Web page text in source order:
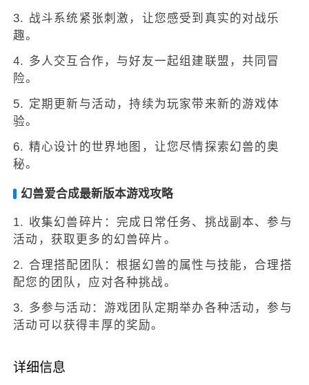
3. 战斗系统紧张刺激，让您感受到真实的对战乐
趣。
4. 多人交互合作，与好友一起组建联盟，共同冒
险。
5. 定期更新与活动，持续为玩家带来新的游戏体
验。
6. 精心设计的世界地图，让您尽情探索幻兽的奥
秘。
幻兽爱合成最新版本游戏攻略
1. 收集幻兽碎片：完成日常任务、挑战副本、参与
活动，获取更多的幻兽碎片。
2. 合理搭配团队：根据幻兽的属性与技能，合理搭
配您的团队，应对各种挑战。
3. 多参与活动：游戏团队定期举办各种活动，参与
活动可以获得丰厚的奖励。
详细信息